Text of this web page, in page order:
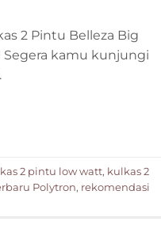
2 Pintu Belleza Big
Segera kamu kunjungi
2 pintu low watt, kulkas 2
Polytron, rekomendasi